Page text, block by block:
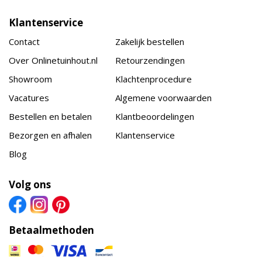
Klantenservice
Contact
Over Onlinetuinhout.nl
Showroom
Vacatures
Bestellen en betalen
Bezorgen en afhalen
Blog
Zakelijk bestellen
Retourzendingen
Klachtenprocedure
Algemene voorwaarden
Klantbeoordelingen
Klantenservice
Volg ons
Betaalmethoden